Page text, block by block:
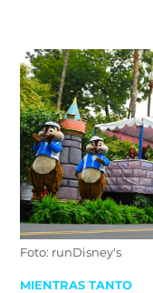
content
Foto: runDisney's
POSTED
MIENTRAS TANTO